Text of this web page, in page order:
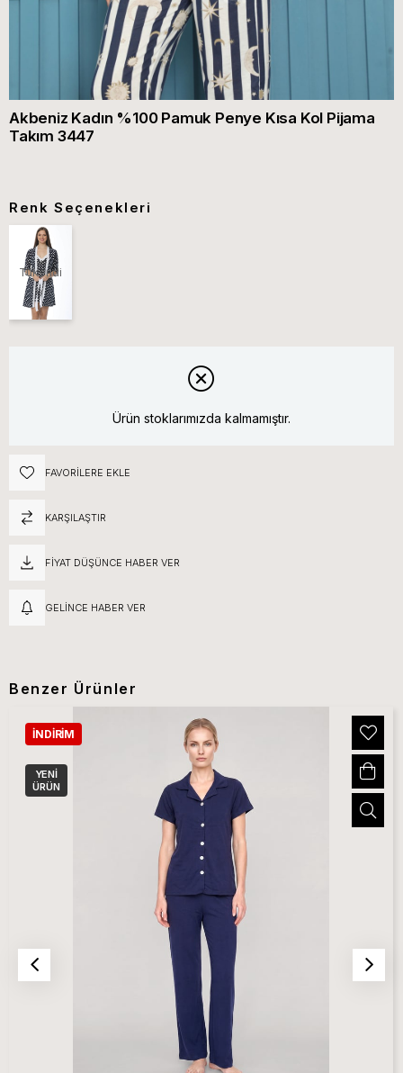
Akbeniz Kadın %100 Pamuk Penye Kısa Kol Pijama
Takım 3447
Renk Seçenekleri
Tükendi
Ürün stoklarımızda kalmamıştır.
FAVORILERE EKLE
KARŞILAŞTIR
FIYAT DÜŞÜNCE HABER VER
GELINCE HABER VER
Benzer Ürünler
İNDIRIM
YENI
ÜRÜN